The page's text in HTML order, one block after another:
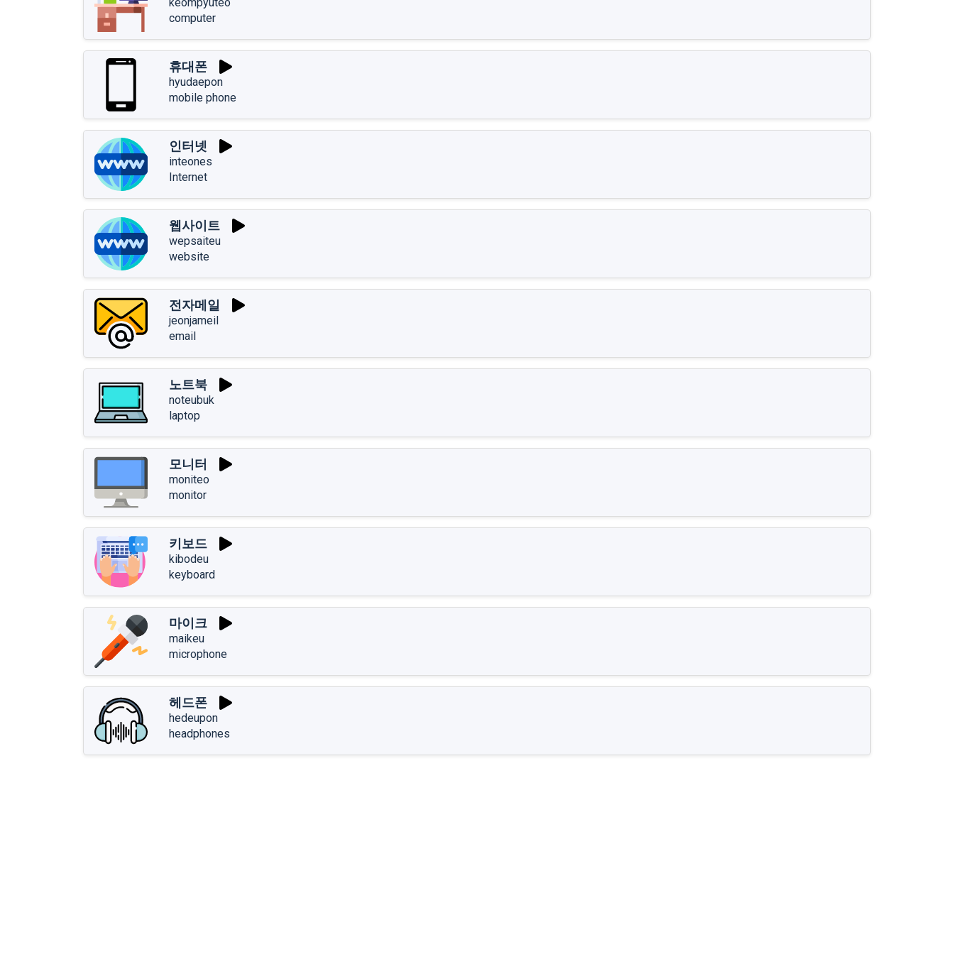
computer
휴대폰
hyudaepon
mobile phone
인터넷
inteones
Internet
웹사이트
wepsaiteu
website
전자메일
jeonjameil
email
노트북
noteubuk
laptop
모니터
moniteo
monitor
키보드
kibodeu
keyboard
마이크
maikeu
microphone
헤드폰
hedeupon
headphones